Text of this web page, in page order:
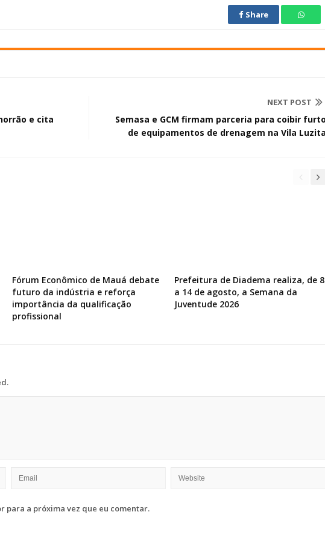
Share
e cita
NEXT POST
Semasa e GCM firmam parceria para coibir
de equipamentos de drenagem na Vila
Fórum Econômico de Mauá debate
futuro da indústria e reforça
importância da qualificação
profissional
Prefeitura de Diadema realiza, de 8
a 14 de agosto, a Semana da
Juventude 2026
para a próxima vez que eu comentar.